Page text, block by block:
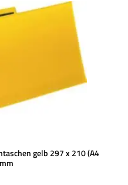
gelb 297 x 210 (A4